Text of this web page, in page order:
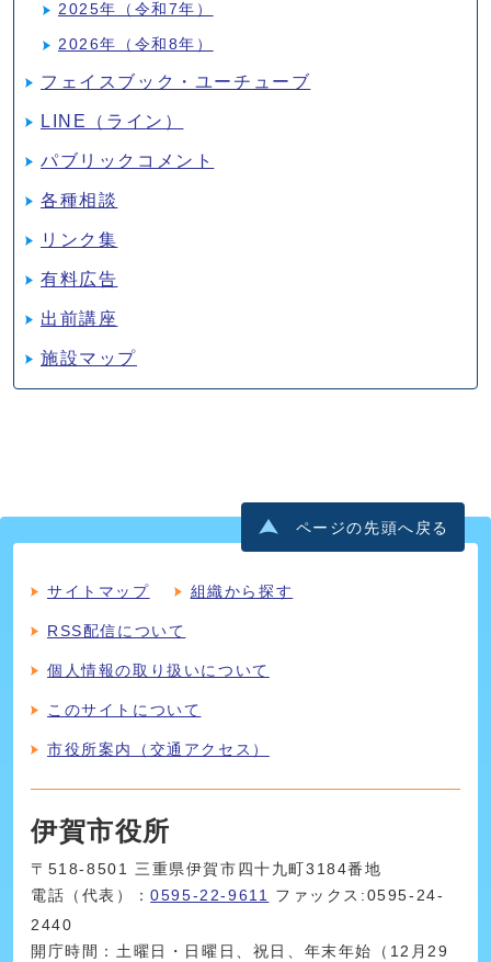
2025年（令和7年）
2026年（令和8年）
フェイスブック・ユーチューブ
LINE（ライン）
パブリックコメント
各種相談
リンク集
有料広告
出前講座
施設マップ
ページの先頭へ戻る
サイトマップ 組織から探す
RSS配信について
個人情報の取り扱いについて
このサイトについて
市役所案内（交通アクセス）
伊賀市役所
〒518-8501 三重県伊賀市四十九町3184番地
電話（代表）：0595-22-9611
ファックス:0595-24-
2440
開庁時間：土曜日・日曜日、祝日、年末年始（12月29